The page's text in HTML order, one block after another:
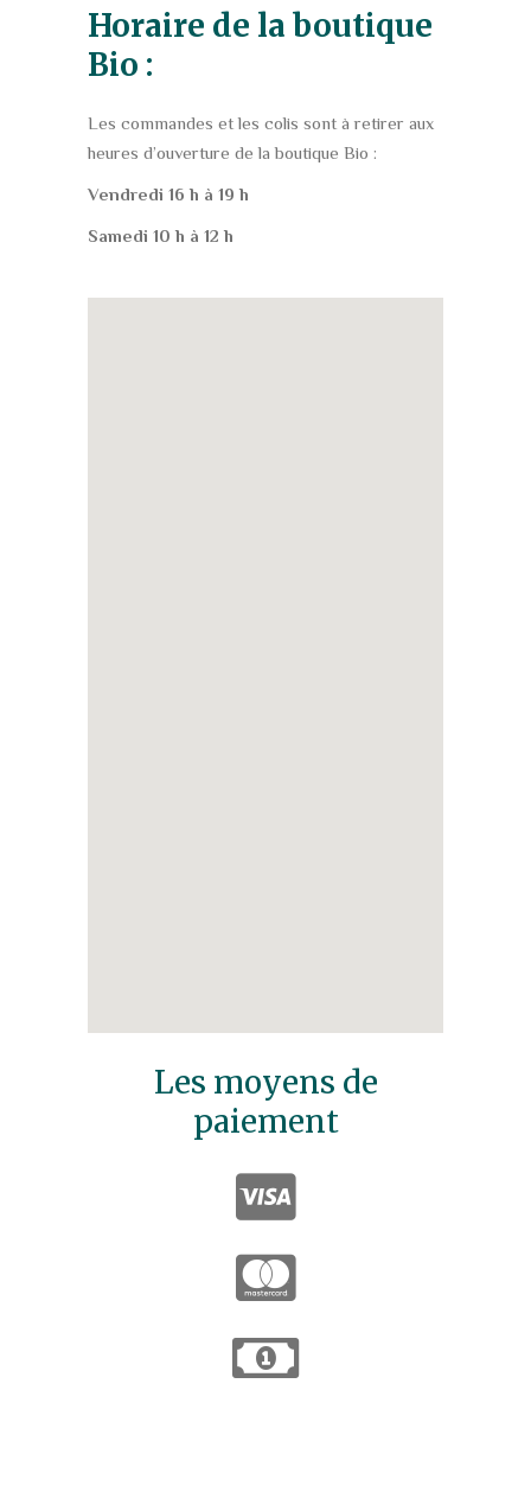
Horaire de la boutique
Bio :
Les commandes et les colis sont à retirer aux
heures d’ouverture de la boutique Bio :
Vendredi 16 h à 19 h
Samedi 10 h à 12 h
Les moyens de
paiement